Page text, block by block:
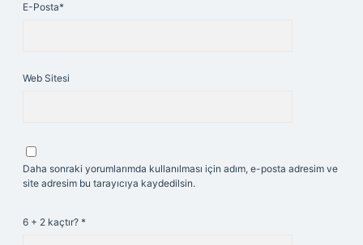
E-Posta*
Web Sitesi
Daha sonraki yorumlarımda kullanılması için adım, e-posta adresim ve
site adresim bu tarayıcıya kaydedilsin.
6 + 2 kaçtır? *